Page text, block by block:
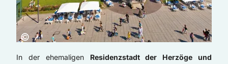
Copyright:
©
In der ehemaligen Residenzstadt der Herzöge und